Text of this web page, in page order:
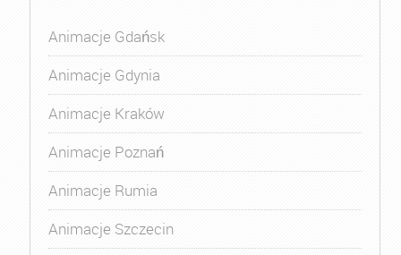
Animacje Gdańsk
Animacje Gdynia
Animacje Kraków
Animacje Poznań
Animacje Rumia
Animacje Szczecin